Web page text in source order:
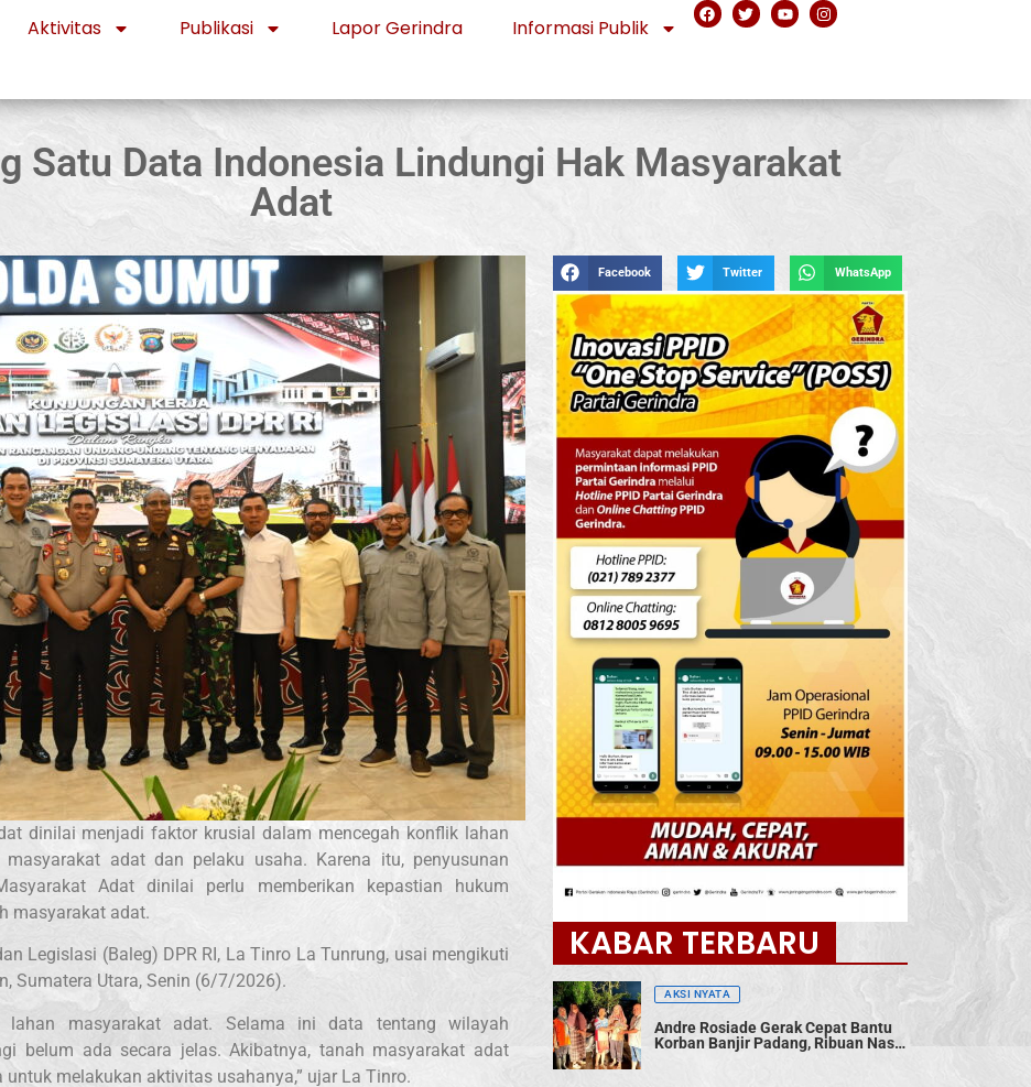
Aktivitas Publikasi Lapor Gerindra Informasi Publik
Satu Data Indonesia Lindungi Hak Masyarakat
Adat
dinilai menjadi faktor krusial dalam mencegah konflik lahan
adat dan pelaku usaha. Karena itu, penyusunan
Adat dinilai perlu memberikan kepastian hukum
masyarakat adat.
Legislasi (Baleg) DPR RI, La Tinro La Tunrung, usai mengikuti
Sumatera Utara, Senin (6/7/2026).
lahan masyarakat adat. Selama ini data tentang wilayah
belum ada secara jelas. Akibatnya, tanah masyarakat adat
melakukan aktivitas usahanya,” ujar La Tinro.
Facebook Twitter WhatsApp
KABAR TERBARU
AKSI NYATA
Andre Rosiade Gerak Cepat Bantu
Korban Banjir Padang, Ribuan Nasi